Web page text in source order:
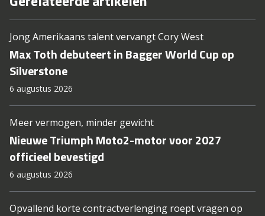
Jong Amerikaans talent vervangt Cory West
Max Toth debuteert in Bagger World Cup op
Silverstone
6 augustus 2026
Meer vermogen, minder gewicht
Nieuwe Triumph Moto2-motor voor 2027
officieel bevestigd
6 augustus 2026
Opvallend korte contractverlenging roept vragen op